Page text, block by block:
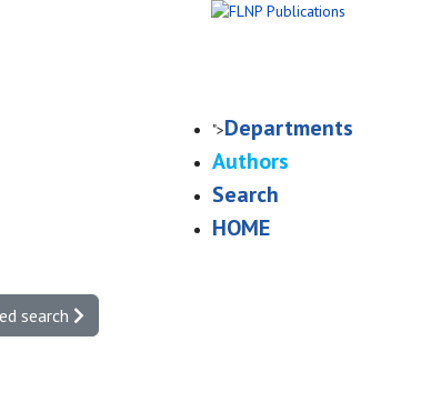
">Departments
Authors
Search
HOME
search